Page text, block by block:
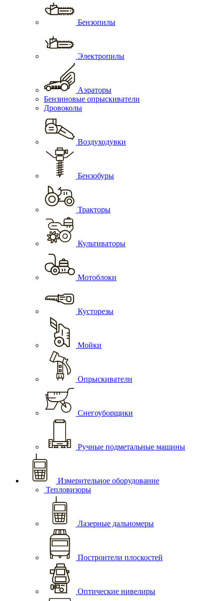
Бензопилы
Электропилы
Аэраторы
Бензиновые опрыскиватели
Дровоколы
Воздуходувки
Бензобуры
Тракторы
Культиваторы
Мотоблоки
Кусторезы
Мойки
Опрыскиватели
Снегоуборщики
Ручные подметальные машины
Измерительное оборудование
Тепловизоры
Лазерные дальномеры
Построители плоскостей
Оптические нивелиры